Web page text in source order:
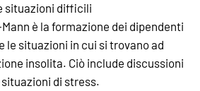
situazioni difficili
è la formazione dei dipendenti
le situazioni in cui si trovano ad
insolita. Ciò include discussioni
di stress.